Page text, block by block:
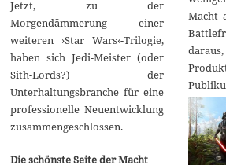
Jetzt, zu der
Morgendämmerung einer
weiteren ›Star Wars‹-Trilogie,
haben sich Jedi-Meister (oder
Sith-Lords?) der
Unterhaltungsbranche für eine
professionelle Neuentwicklung
zusammengeschlossen.
Die schönste Seite der Macht
Macht